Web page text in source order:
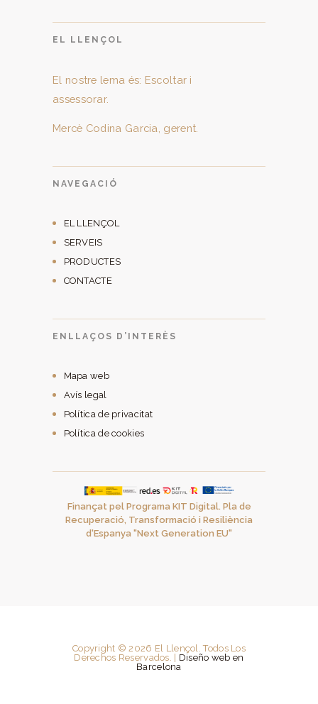
EL LLENÇOL
El nostre lema és: Escoltar i
assessorar.
Mercè Codina Garcia, gerent.
NAVEGACIÓ
EL LLENÇOL
SERVEIS
PRODUCTES
CONTACTE
ENLLAÇOS D’INTERÈS
Mapa web
Avís legal
Política de privacitat
Política de cookies
Finançat pel Programa KIT Digital. Pla de
Recuperació, Transformació i Resiliència
d'Espanya "Next Generation EU"
Copyright © 2026 El Llençol. Todos Los
Derechos Reservados. | Diseño web en
Barcelona